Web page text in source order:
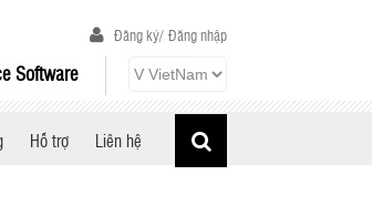
Đăng ký/ Đăng nhập
Software
Hỗ trợ Liên hệ